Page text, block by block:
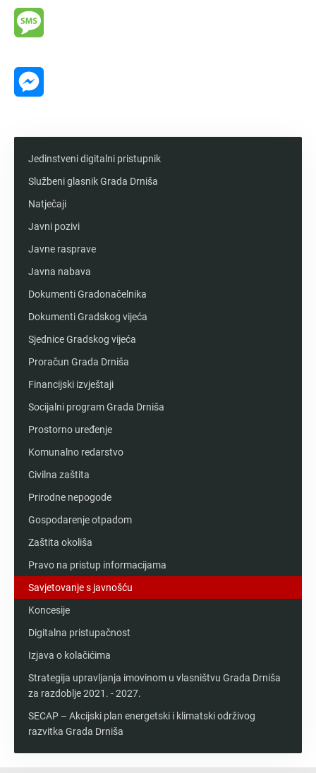
Jedinstveni digitalni pristupnik
Službeni glasnik Grada Drniša
Natječaji
Javni pozivi
Javne rasprave
Javna nabava
Dokumenti Gradonačelnika
Dokumenti Gradskog vijeća
Sjednice Gradskog vijeća
Proračun Grada Drniša
Financijski izvještaji
Socijalni program Grada Drniša
Prostorno uređenje
Komunalno redarstvo
Civilna zaštita
Prirodne nepogode
Gospodarenje otpadom
Zaštita okoliša
Pravo na pristup informacijama
Savjetovanje s javnošću
Koncesije
Digitalna pristupačnost
Izjava o kolačićima
Strategija upravljanja imovinom u vlasništvu Grada Drniša
za razdoblje 2021. - 2027.
SECAP – Akcijski plan energetski i klimatski održivog
razvitka Grada Drniša